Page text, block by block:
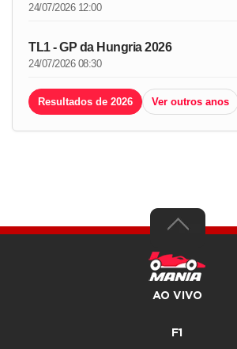
24/07/2026 12:00
TL1 - GP da Hungria 2026
24/07/2026 08:30
Resultados de 2026 Ver outros anos
AO VIVO
F1